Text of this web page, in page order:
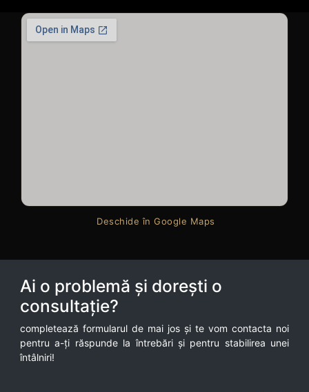
Deschide în Google Maps
Ai o problemă și dorești o
consultație?
completează formularul de mai jos și te vom contacta noi
pentru a-ți răspunde la întrebări și pentru stabilirea unei
întâlniri!